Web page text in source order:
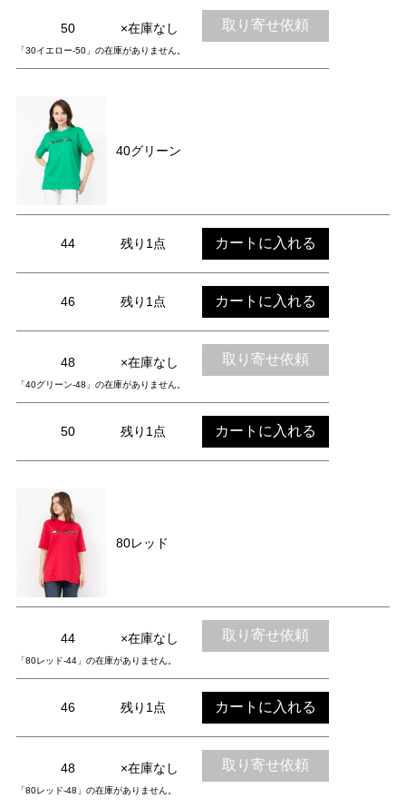
50 ×在庫なし 取り寄せ依頼
「30イエロー-50」の在庫がありません。
40グリーン
44 残り1点 カートに入れる
46 残り1点 カートに入れる
48 ×在庫なし 取り寄せ依頼
「40グリーン-48」の在庫がありません。
50 残り1点 カートに入れる
80レッド
44 ×在庫なし 取り寄せ依頼
「80レッド-44」の在庫がありません。
46 残り1点 カートに入れる
48 ×在庫なし 取り寄せ依頼
「80レッド-48」の在庫がありません。